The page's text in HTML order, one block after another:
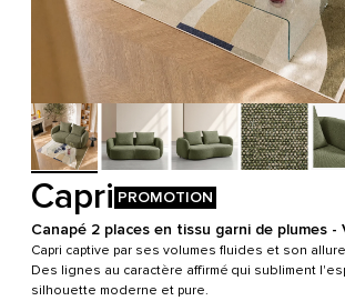
Capri PROMOTION
Canapé 2 places en tissu garni de plumes -
Capri captive par ses volumes fluides et son
Des lignes au caractère affirmé qui subliment
silhouette moderne et pure.